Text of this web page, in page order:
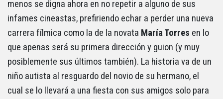
menos se digna ahora en no repetir a alguno de sus
infames cineastas, prefiriendo echar a perder una nueva
carrera fílmica como la de la novata María Torres en lo
que apenas será su primera dirección y guion (y muy
posiblemente sus últimos también). La historia va de un
niño autista al resguardo del novio de su hermano, el
cual se lo llevará a una fiesta con sus amigos solo para